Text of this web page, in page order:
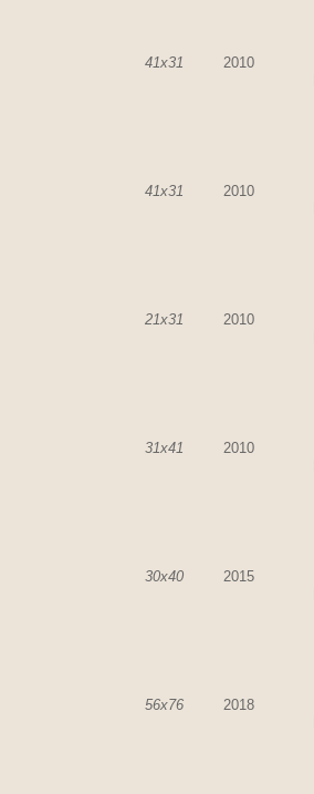
41x31 2010
41x31 2010
21x31 2010
31x41 2010
30x40 2015
56x76 2018